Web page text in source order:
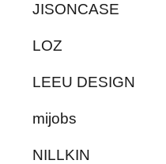
JISONCASE
LOZ
LEEU DESIGN
mijobs
NILLKIN